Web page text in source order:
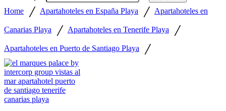
Home / Apartahoteles en España Playa / Apartahoteles en
Canarias Playa / Apartahoteles en Tenerife Playa /
Apartahoteles en Puerto de Santiago Playa /